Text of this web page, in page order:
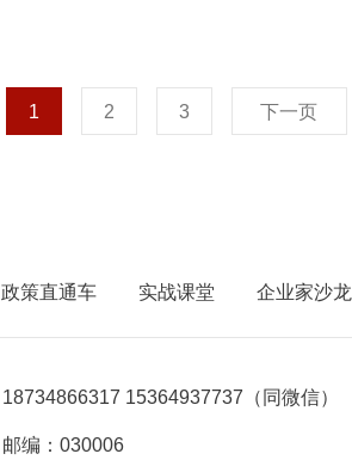
1 2 3 下一页
政策直通车 实战课堂 企业家沙龙
18734866317 15364937737（同微信）
邮编：030006